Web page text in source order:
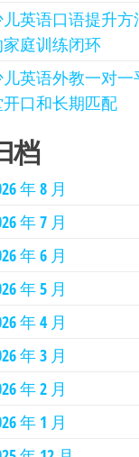
英语口语提升
庭训练闭环
英语外教一对
口和长期匹配
档
年 8 月
年 7 月
年 6 月
年 5 月
年 4 月
年 3 月
年 2 月
年 1 月